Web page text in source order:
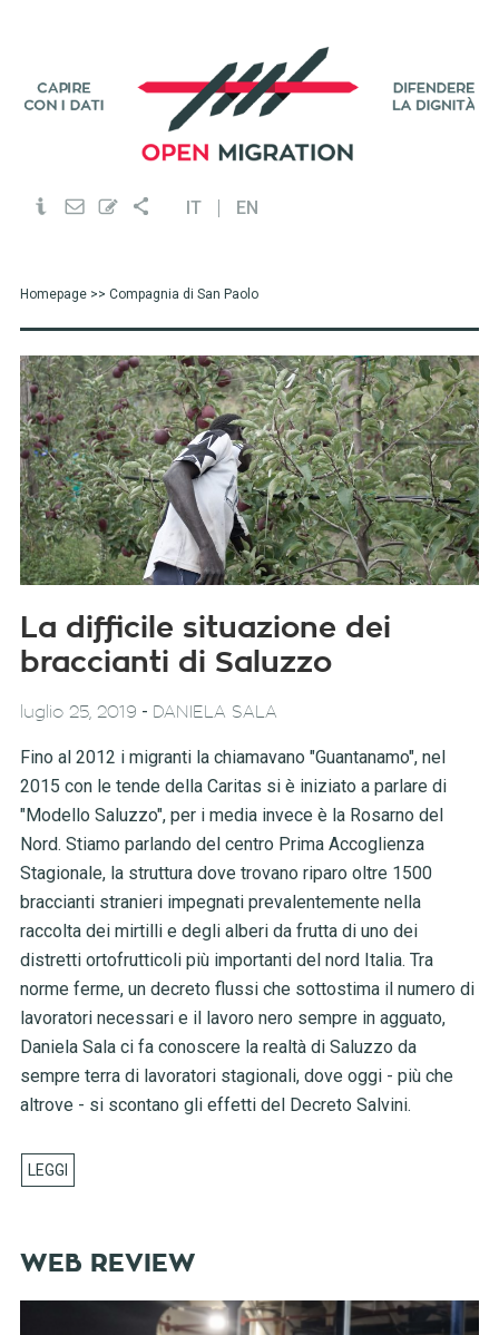
IT EN
Homepage>> Compagnia di San Paolo
La difficile situazione dei
braccianti di Saluzzo
luglio 25, 2019 - DANIELA SALA
Fino al 2012 i migranti la chiamavano "Guantanamo", nel
2015 con le tende della Caritas si è iniziato a parlare di
"Modello Saluzzo", per i media invece è la Rosarno del
Nord. Stiamo parlando del centro Prima Accoglienza
Stagionale, la struttura dove trovano riparo oltre 1500
braccianti stranieri impegnati prevalentemente nella
raccolta dei mirtilli e degli alberi da frutta di uno dei
distretti ortofrutticoli più importanti del nord Italia. Tra
norme ferme, un decreto flussi che sottostima il numero di
lavoratori necessari e il lavoro nero sempre in agguato,
Daniela Sala ci fa conoscere la realtà di Saluzzo da
sempre terra di lavoratori stagionali, dove oggi - più che
altrove - si scontano gli effetti del Decreto Salvini.
WEB REVIEW